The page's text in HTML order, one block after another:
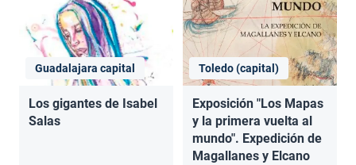
Guadalajara capital
Los gigantes de Isabel
Salas
Toledo (capital)
Exposición "Los Mapas
y la primera vuelta al
mundo". Expedición de
Magallanes y Elcano